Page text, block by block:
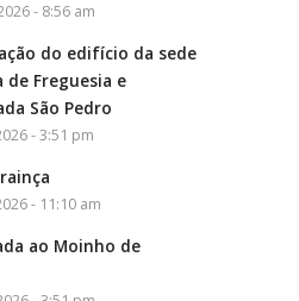
- 8:56 am
do edifício da sede
de Freguesia e
São Pedro
- 3:51 pm
- 11:10 am
ao Moinho de